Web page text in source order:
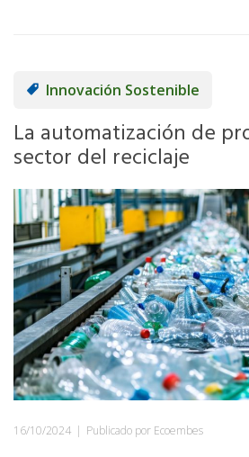
Innovación Sostenible
La automatización de
sector del reciclaje
16/10/2024 | Publicado por Ecoembes